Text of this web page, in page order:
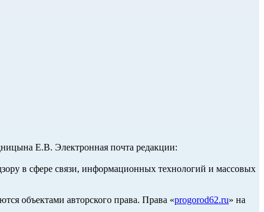
Е.В. Электронная почта редакции:
в сфере связи, информационных технологий и массовых
объектами авторского права. Права «progorod62.ru» на